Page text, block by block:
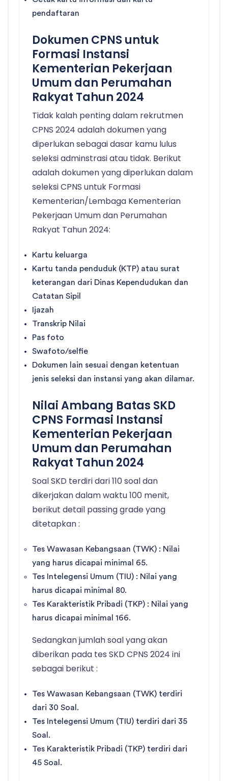
pendaftaran
Dokumen CPNS untuk
Formasi Instansi
Kementerian Pekerjaan
Umum dan Perumahan
Rakyat Tahun 2024
Tidak kalah penting dalam rekrutmen
CPNS 2024 adalah dokumen yang
diperlukan sebagai dasar kamu lulus
seleksi adminstrasi atau tidak. Berikut
adalah dokumen yang diperlukan dalam
seleksi CPNS untuk Formasi
Kementerian/Lembaga Kementerian
Pekerjaan Umum dan Perumahan
Rakyat Tahun 2024:
Kartu keluarga
Kartu tanda penduduk (KTP) atau surat
keterangan dari Dinas Kependudukan dan
Catatan Sipil
Ijazah
Transkrip Nilai
Pas foto
Swafoto/selfie
Dokumen lain sesuai dengan ketentuan
jenis seleksi dan instansi yang akan dilamar.
Nilai Ambang Batas SKD
CPNS Formasi Instansi
Kementerian Pekerjaan
Umum dan Perumahan
Rakyat Tahun 2024
Soal SKD terdiri dari 110 soal dan
dikerjakan dalam waktu 100 menit,
berikut detail passing grade yang
ditetapkan :
Tes Wawasan Kebangsaan (TWK) : Nilai
yang harus dicapai minimal 65.
Tes Intelegensi Umum (TIU) : Nilai yang
harus dicapai minimal 80.
Tes Karakteristik Pribadi (TKP) : Nilai yang
harus dicapai minimal 166.
Sedangkan jumlah soal yang akan
diberikan pada tes SKD CPNS 2024 ini
sebagai berikut :
Tes Wawasan Kebangsaan (TWK) terdiri
dari 30 Soal.
Tes Intelegensi Umum (TIU) terdiri dari 35
Soal.
Tes Karakteristik Pribadi (TKP) terdiri dari
45 Soal.